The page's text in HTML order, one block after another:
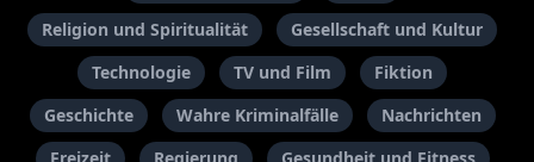
Religion und Spiritualität
Gesellschaft und Kultur
Technologie
TV und Film
Fiktion
Geschichte
Wahre Kriminalfälle
Nachrichten